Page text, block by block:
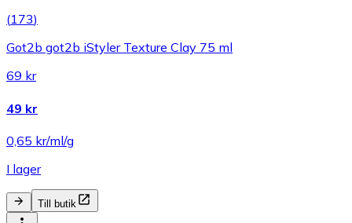
(173)
Got2b got2b iStyler Texture Clay 75 ml
69 kr
49 kr
0,65 kr/ml/g
I lager
Till butik